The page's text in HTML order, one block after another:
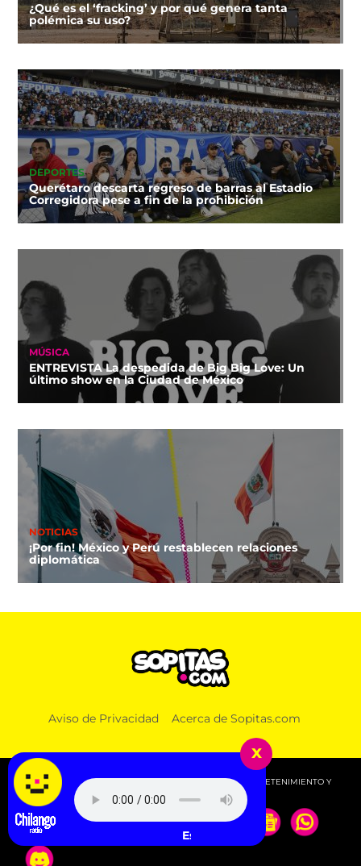
¿Qué es el ‘fracking’ y por qué genera tanta
polémica su uso?
DEPORTES
Querétaro descarta regreso de barras al Estadio
Corregidora pese a fin de la prohibición
MÚSICA
ENTREVISTA La despedida de Big Big Love: Un
último show en la Ciudad de México
NOTICIAS
¡Por fin! México y Perú restablecen relaciones
diplomática
Aviso de Privacidad Acerca de Sopitas.com
© 2026 SOPITAS.COM - MÚSICA, NOTICIAS, DEPORTES, ENTRETENIMIENTO Y
MÁS!.
x
Escucha Radio Chilango -